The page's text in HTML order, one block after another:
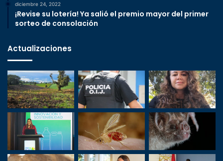
diciembre 24, 2022
¡Revise su lotería! Ya salió el premio mayor del primer
sorteo de consolación
Actualizaciones